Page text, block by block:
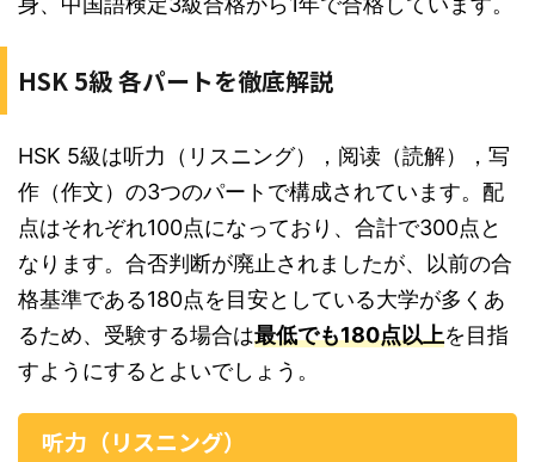
HSK 5級 各パートを徹底解説
HSK 5級は听力（リスニング），阅读（読解），写
作（作文）の3つのパートで構成されています。配
点はそれぞれ100点になっており、合計で300点と
なります。合否判断が廃止されましたが、以前の合
格基準である180点を目安としている大学が多くあ
るため、受験する場合は最低でも180点以上を目指
すようにするとよいでしょう。
听力（リスニング）